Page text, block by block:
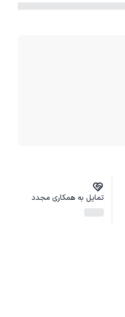
تمایل به همکاری مجدد